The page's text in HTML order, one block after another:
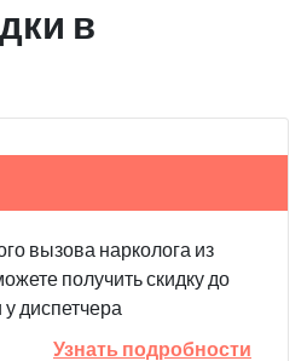
в
вызова нарколога из
получить скидку до
диспетчера
Узнать подробности